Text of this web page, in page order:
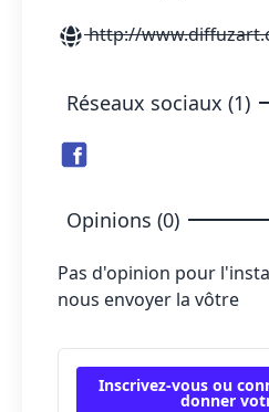
http://
Réseaux sociaux (1)
Opinions (0)
Pas d'opinion pour
nous envoyer la vôtre
Inscrivez-vous ou
donner